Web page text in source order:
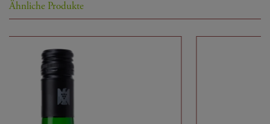
kleine Kapelle im Laumersheimer Kapellenberg.
das untergegangene Dorf Berghaselbach, dass
einst an dieser Stelle lag und um 1733 verlassen
wurde und damit von der Landkarte verschwand.
Deutschland
Ähnliche Produkte